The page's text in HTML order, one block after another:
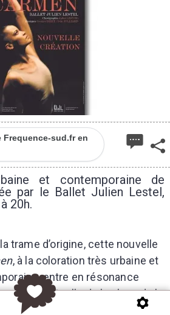
sud.fr en
et contemporaine de
par le Ballet Julien Lestel,
20h.
trame d’origine, cette nouvelle
, à la coloration très urbaine et
entre en résonance
actuelle de la place de la
de son émancipation, de